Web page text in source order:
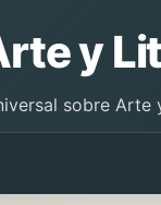
y
sobre Arte